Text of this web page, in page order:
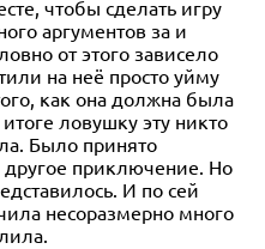
чтобы сделать игру
аргументов за и
от этого зависело
на неё просто уйму
как она должна была
ловушку эту никто
Было принято
приключение. Но
И по сей
несоразмерно много